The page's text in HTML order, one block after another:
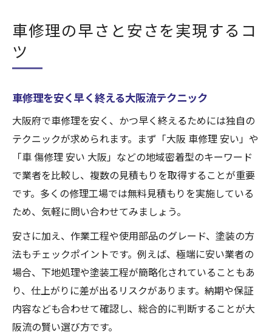
車修理の早さと安さを実現するコ
ツ
車修理を安く早く終える大阪流テクニック
大阪府で車修理を安く、かつ早く終えるためには独自の
テクニックが求められます。まず「大阪 車修理 安い」や
「車 傷修理 安い 大阪」などの地域密着型のキーワード
で業者を比較し、複数の見積もりを取得することが重要
です。多くの修理工場では無料見積もりを実施している
ため、気軽に問い合わせてみましょう。
安さに加え、作業工程や使用部品のグレード、塗装の方
法もチェックポイントです。例えば、極端に安い業者の
場合、下地処理や塗装工程が簡略化されていることもあ
り、仕上がりに差が出るリスクがあります。納期や保証
内容なども合わせて確認し、総合的に判断することが大
阪流の賢い選び方です。